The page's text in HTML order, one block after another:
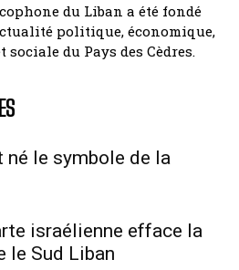
du Liban a été fondé
politique, économique,
du Pays des Cèdres.
né le symbole de la
israélienne efface la
le Sud Liban